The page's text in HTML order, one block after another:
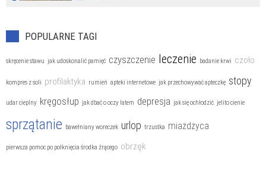
POPULARNE TAGI
skręcenie stawu jak udoskonalić pamięć czyszczenie leczenie badanie krwi czoło
kompres z soli profilaktyka rumień apteki internetowe jak przechowywać apteczkę stopy
udar cieplny kręgosłup jak dbać o oczy latem depresja jak się ochłodzić jelito cienie
sprzątanie bawełniany woreczek urlop trzustka miażdżyca
pierwsza pomoc po połknięcia środka żrącego obrzęk